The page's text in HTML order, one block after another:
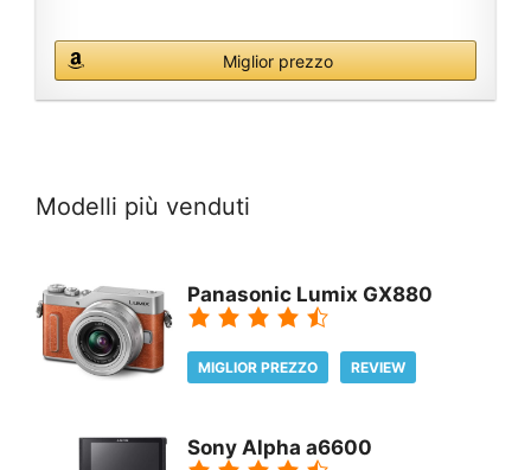
Miglior prezzo
Modelli più venduti
Panasonic Lumix GX880
MIGLIOR PREZZO REVIEW
Sony Alpha a6600